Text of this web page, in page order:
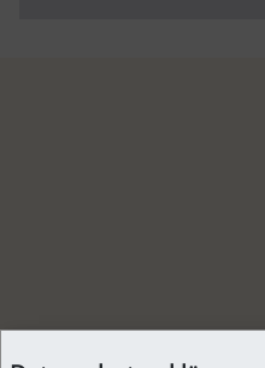
Vogel legte Zugsverkehr